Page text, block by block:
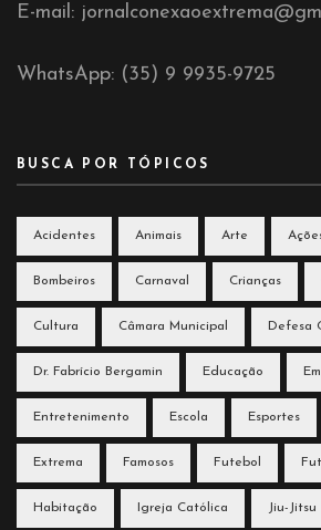
E-mail:
WhatsApp: (35) 9 9935-9725
BUSCA POR TÓPICOS
Acidentes Animais Arte
Bombeiros Carnaval Crianças
Cultura Câmara Municipal Defesa
Dr. Fabrício Bergamin Educação
Entretenimento Escola Esportes
Extrema Famosos Futebol
Habitação Igreja Católica Jiu-Jitsu